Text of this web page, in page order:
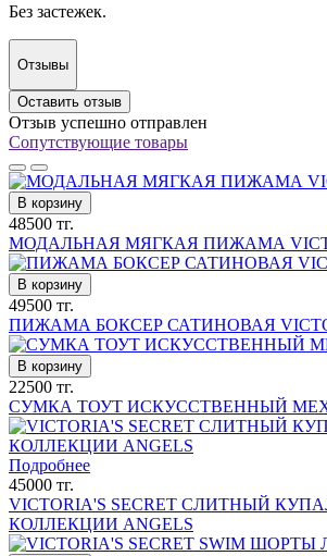
Без застежек.
Отзывы
Оставить отзыв
Отзыв успешно отправлен
Сопутствующие товары
В корзину
48500 тг.
МОДАЛЬНАЯ МЯГКАЯ ПИЖАМА
В корзину
49500 тг.
ПИЖАМА БОКСЕР САТИНОВАЯ
В корзину
22500 тг.
СУМКА ТОУТ ИСКУССТВЕННЫЙ
Подробнее
45000 тг.
VICTORIA'S SECRET СЛИТНЫЙ
КОЛЛЕКЦИИ ANGELS